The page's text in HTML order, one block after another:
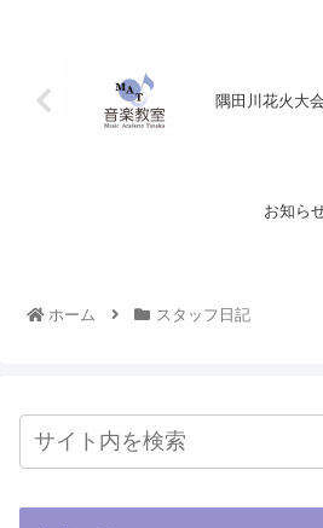
隅田川花火大会
お知ら
ホーム スタッフ日記